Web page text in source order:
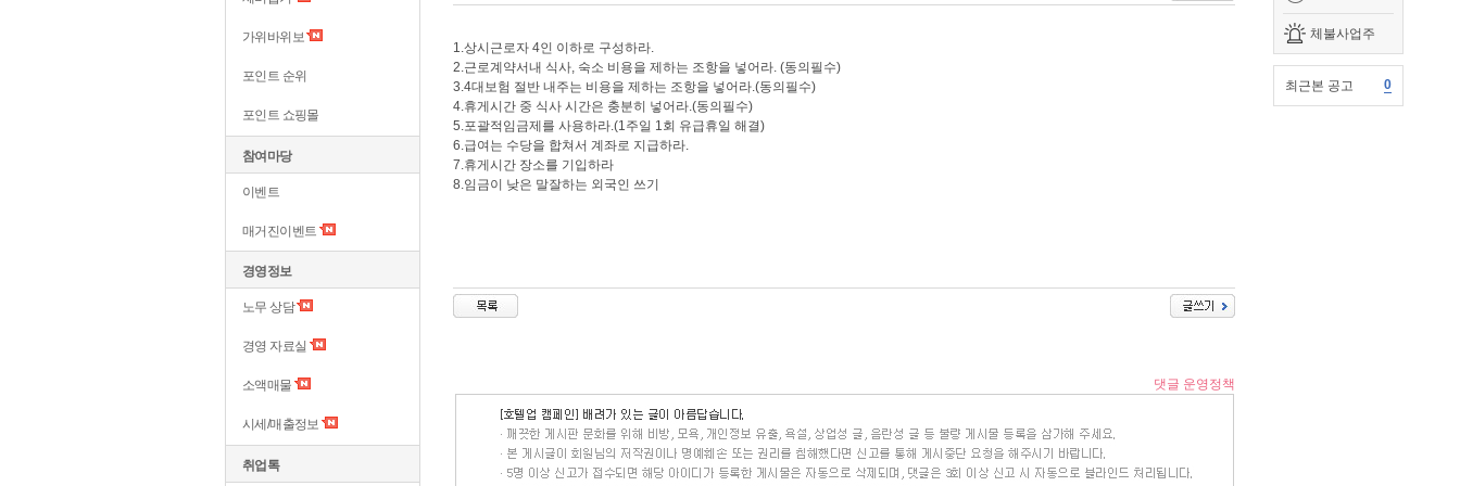
체불사업주
최근본 공고 0
가위바위보
포인트 순위
포인트 쇼핑몰
참여마당
이벤트
매거진이벤트
경영정보
노무 상담
경영 자료실
소액매물
시세/매출정보
취업톡
1.상시근로자 4인 이하로 구성하라.
2.근로계약서내 식사, 숙소 비용을 제하는 조항을 넣어라. (동의필수)
3.4대보험 절반 내주는 비용을 제하는 조항을 넣어라.(동의필수)
4.휴게시간 중 식사 시간은 충분히 넣어라.(동의필수)
5.포괄적임금제를 사용하라.(1주일 1회 유급휴일 해결)
6.급여는 수당을 합쳐서 계좌로 지급하라.
7.휴게시간 장소를 기입하라
8.임금이 낮은 말잘하는 외국인 쓰기